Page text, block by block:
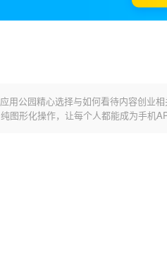
公园精心选择与如何看待内容创业相
形化操作，让每个人都能成为手机